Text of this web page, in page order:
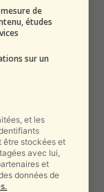
de
études
sur un
et les
être stockées et
avec lui,
et
données de